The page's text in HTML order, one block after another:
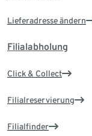
Lieferadresse ändern
Filialabholung
Click & Collect
Filialreservierung
Filialfinder